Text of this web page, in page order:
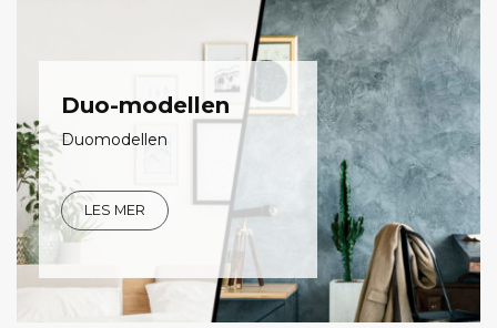
Duo-modellen
Duomodellen
LES MER